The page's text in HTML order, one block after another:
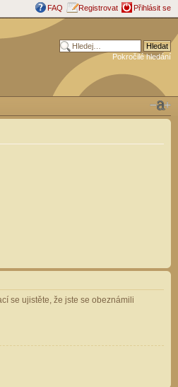
FAQ Registrovat Přihlásit se
Pokročilé hledání
se ujistěte, že jste se obeznámili